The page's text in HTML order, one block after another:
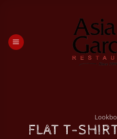
FLAT T-